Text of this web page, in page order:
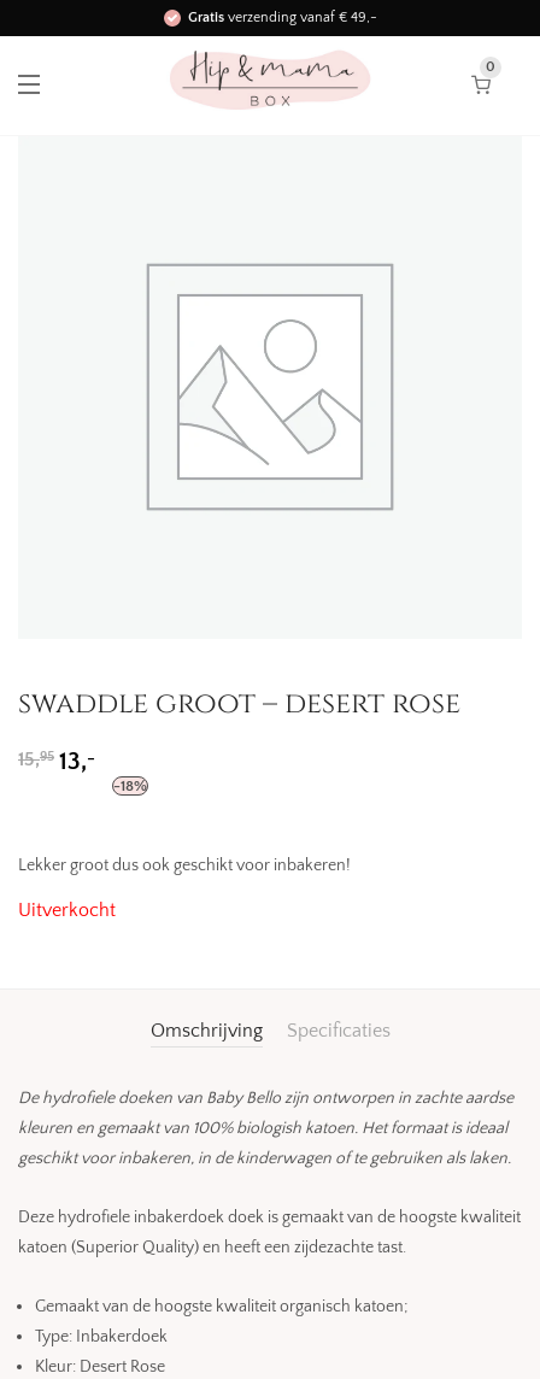
Gratisverzending vanaf € 49,-
Binnen 3 werkdagen in huis!
0
swaddle groot – desert rose
15,95 Oorspronkelijke
prijs
13,-
prijs
-18%
Lekker groot dus ook geschikt voor inbakeren!
Uitverkocht
Omschrijving Specificaties
De hydrofiele doeken van Baby Bello zijn ontworpen in zachte aardse
kleuren en gemaakt van 100% biologish katoen. Het formaat is ideaal
geschikt voor inbakeren, in de kinderwagen of te gebruiken als laken.
Deze hydrofiele inbakerdoek doek is gemaakt van de hoogste kwaliteit
katoen (Superior Quality) en heeft een zijdezachte tast.
Gemaakt van de hoogste kwaliteit organisch katoen;
Type: Inbakerdoek
Kleur: Desert Rose